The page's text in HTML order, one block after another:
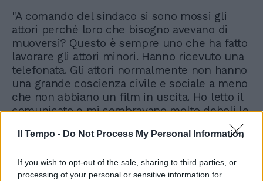
Il Tempo - Do Not Process My Personal Information
If you wish to opt-out of the sale, sharing to third parties, or
processing of your personal or sensitive information for
"A comando del sindaco si sono mossi gli
attori perché loro che bisogno avevano di
muoversi? Questo è sempre uno che ha fatto
lavorare gli attori minori. Hanno ricevuto una
telefonata. Gli attori normalmente non hanno
una grande coscienza civile e sociale a meno
che non abbiano un film in uscita. Ho letto il
comunicato e mi sembravano molto deboli le
puro. E in goni caso la nomina è